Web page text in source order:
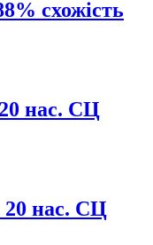
схожість
нас. СЦ
нас. СЦ